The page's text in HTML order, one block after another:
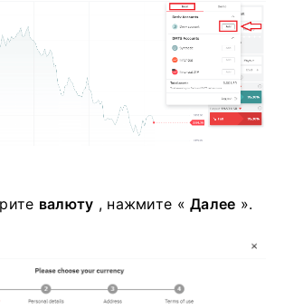
валюту , нажмите «Далее ».